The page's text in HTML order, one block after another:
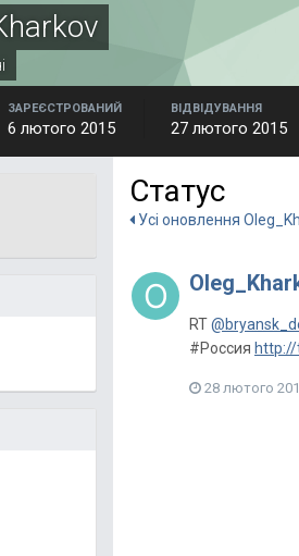
ЗАРЕЄСТРОВАНИЙ
6 лютого 2015
ВІДВІДУВАННЯ
27 лютого 2015
Статус
Усі оновлення
RT
#Россия http://
28 лютого